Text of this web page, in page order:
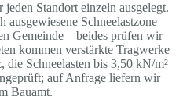
Standort einzeln ausgelegt.
ausgewiesene Schneelastzone
Gemeinde – beides prüfen wir
kommen verstärkte Tragwerke
die Schneelasten bis 3,50 kN/m²
auf Anfrage liefern wir
Bauamt.